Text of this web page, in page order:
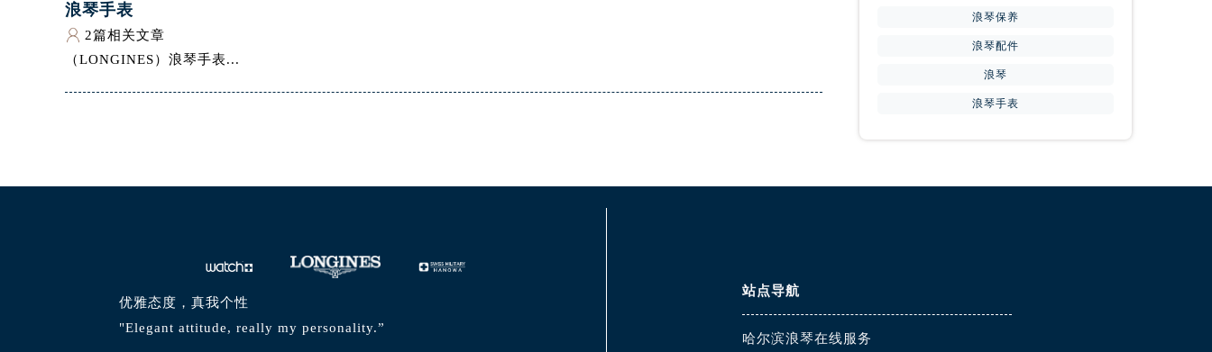
浪琴手表
2篇相关文章
（LONGINES）浪琴手表...
浪琴保养
浪琴配件
浪琴
浪琴手表
优雅态度，真我个性
"Elegant attitude, really my personality.”
站点导航
哈尔滨浪琴在线服务